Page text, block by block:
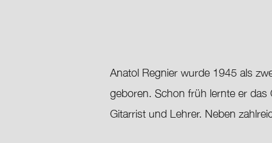
Anatol Regnier wurde 1945 als
geboren. Schon früh lernte er
Gitarrist und Lehrer. Neben